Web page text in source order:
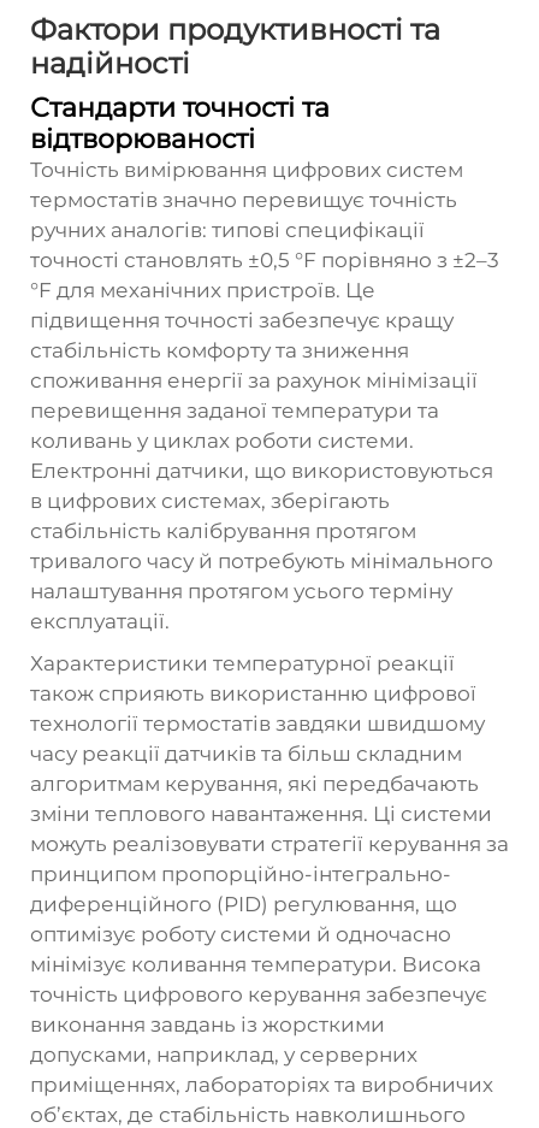
Фактори продуктивності та
надійності
Стандарти точності та
відтворюваності
Точність вимірювання цифрових систем
термостатів значно перевищує точність
ручних аналогів: типові специфікації
точності становлять ±0,5 °F порівняно з ±2–3
°F для механічних пристроїв. Це
підвищення точності забезпечує кращу
стабільність комфорту та зниження
споживання енергії за рахунок мінімізації
перевищення заданої температури та
коливань у циклах роботи системи.
Електронні датчики, що використовуються
в цифрових системах, зберігають
стабільність калібрування протягом
тривалого часу й потребують мінімального
налаштування протягом усього терміну
експлуатації.
Характеристики температурної реакції
також сприяють використанню цифрової
технології термостатів завдяки швидшому
часу реакції датчиків та більш складним
алгоритмам керування, які передбачають
зміни теплового навантаження. Ці системи
можуть реалізовувати стратегії керування за
принципом пропорційно-інтегрально-
диференційного (PID) регулювання, що
оптимізує роботу системи й одночасно
мінімізує коливання температури. Висока
точність цифрового керування забезпечує
виконання завдань із жорсткими
допусками, наприклад, у серверних
приміщеннях, лабораторіях та виробничих
об’єктах, де стабільність навколишнього